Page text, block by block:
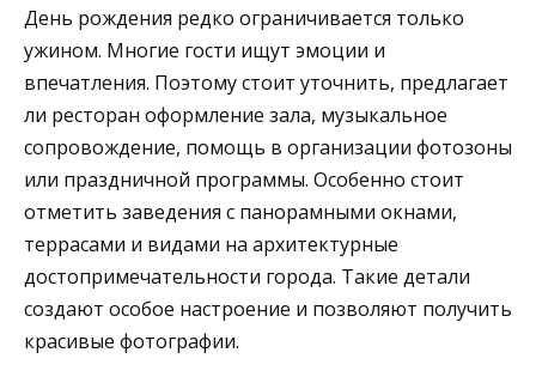
День рождения редко ограничивается только
ужином. Многие гости ищут эмоции и
впечатления. Поэтому стоит уточнить, предлагает
ли ресторан оформление зала, музыкальное
сопровождение, помощь в организации фотозоны
или праздничной программы. Особенно стоит
отметить заведения с панорамными окнами,
террасами и видами на архитектурные
достопримечательности города. Такие детали
создают особое настроение и позволяют получить
красивые фотографии.